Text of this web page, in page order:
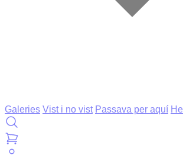
Galeries Vist i no vist Passava per aquí